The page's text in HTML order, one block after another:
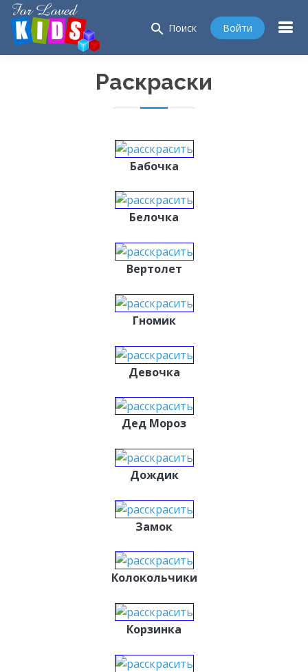
search Поиск Войти
Раскраски
Бабочка
Белочка
Вертолет
Гномик
Девочка
Дед Мороз
Дождик
Замок
Колокольчики
Корзинка